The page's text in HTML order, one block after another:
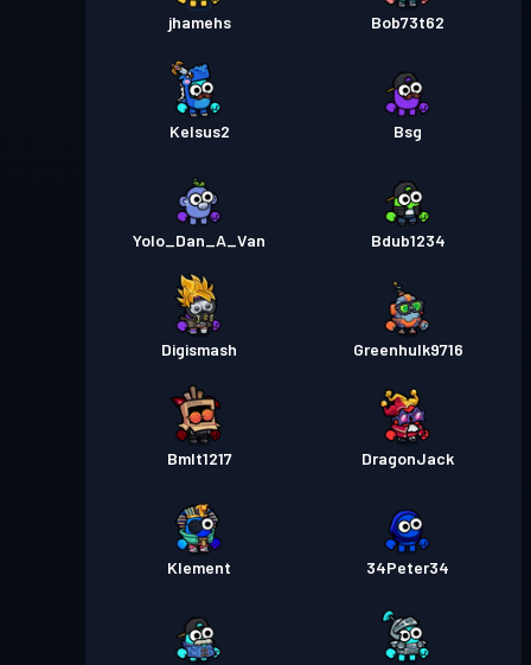
jhamehs Bob73t62
Kelsus2 Bsg
Yolo_Dan_A_Van Bdub1234
Digismash Greenhulk9716
Bmlt1217 DragonJack
Klement 34Peter34